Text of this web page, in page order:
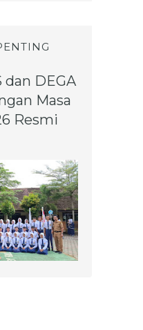
dan DEGA
Masa
Resmi